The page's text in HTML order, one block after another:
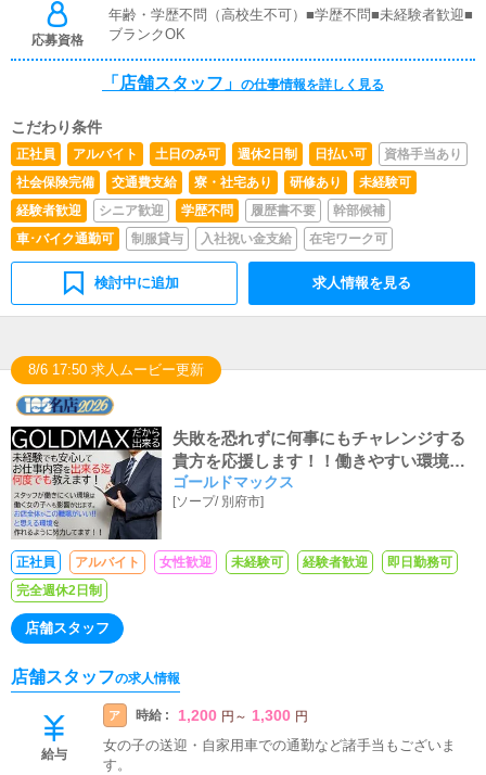
お過ごしいただくため、店内の清掃や備品の管理・補充を
行っていただきます。主な業務はホームページへの女の子
応募資格
年齢・学歴不問（高校生不可）■学歴不問■未経験者歓迎■
ブランクOK
「店舗スタッフ」 の仕事情報を詳しく見る
こだわり条件
正社員 アルバイト 土日のみ可 週休2日制 日払い可
資格手当あり
社会保険完備
交通費支給 寮・社宅あり 研修あり
未経験可
経験者歓迎
シニア歓迎 学歴不問 履歴書不要
幹部候補
車･バイク通勤可
制服貸与 入社祝い金支給 在宅ワーク可
検討中に追加 求人情報を見る
8/6 17:50 求人ムービー更新
失敗を恐れずに何事にもチャレンジする
貴方を応援します！！働きやすい環境で
共に職場を作りましょう！！アルバイト
時給も『県内最高値1300円～可能！！』
しい先輩がご指導します♬
ゴールドマックス
[ソープ/ 別府市]
正社員 アルバイト 女性歓迎 未経験可 経験者歓迎
即日勤務可
完全週休2日制
店舗スタッフ
店舗スタッフの求人情報
給与
ア 時給 : 1,200 円 ～ 1,300 円
女の子の送迎・自家用車での通勤など諸手当もございま
す。